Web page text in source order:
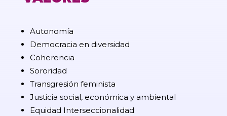
Autonomía
Democracia en diversidad
Coherencia
Sororidad
Transgresión feminista
Justicia social, económica y ambiental
Equidad Interseccionalidad